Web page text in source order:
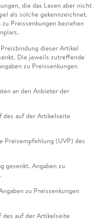
die das Lesen aber nicht
als solche gekennzeichnet.
Preissenkungen beziehen
dieser Artikel
Die jeweils zutreffende
zu Preissenkungen
an den Anbieter der
des auf der Artikelseite
Preisempfehlung (UVP) des
gesenkt. Angaben zu
zu Preissenkungen
des auf der Artikelseite